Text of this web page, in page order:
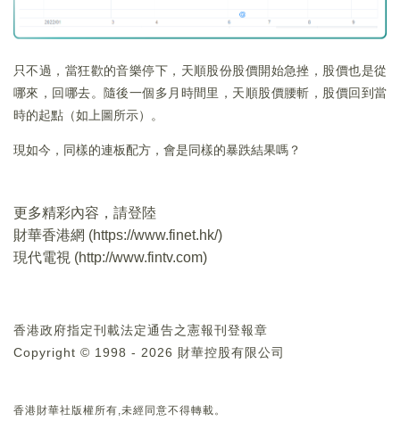
只不過，當狂歡的音樂停下，天順股份股價開始急挫，股價也是從
哪來，回哪去。隨後一個多月時間里，天順股價腰斬，股價回到當
時的起點（如上圖所示）。
現如今，同樣的連板配方，會是同樣的暴跌結果嗎？
更多精彩內容，請登陸
財華香港網 (https://www.finet.hk/)
現代電視 (http://www.fintv.com)
香港政府指定刊載法定通告之憲報刊登報章
Copyright © 1998 - 2026 財華控股有限公司
香港財華社版權所有,未經同意不得轉載。